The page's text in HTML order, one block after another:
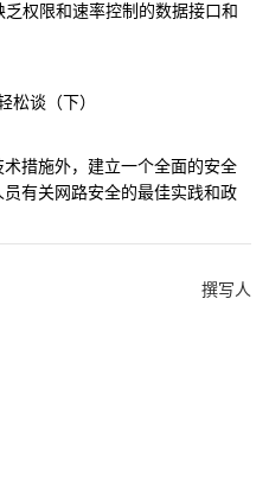
权限和速率控制的数据接口和
措施外，建立一个全面的安全
有关网路安全的最佳实践和政
撰写人